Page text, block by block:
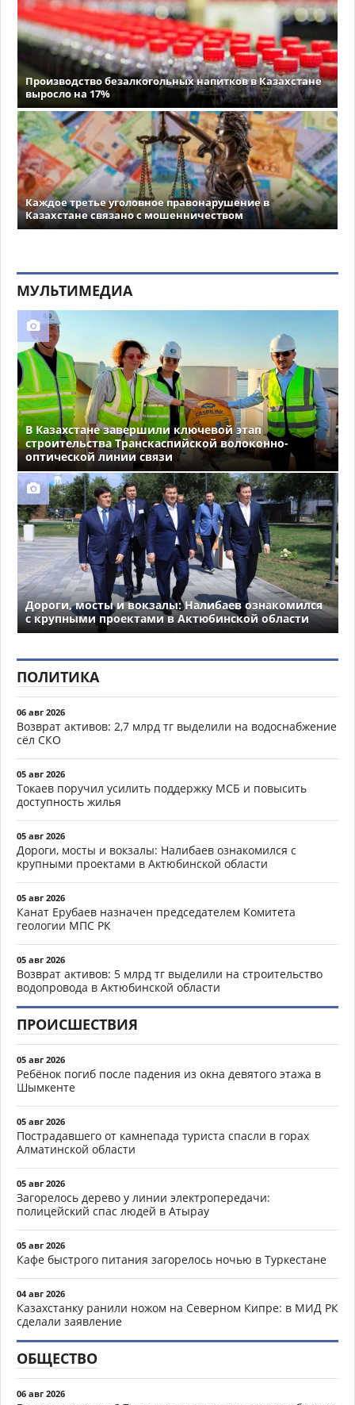
Производство безалкогольных напитков в Казахстане
выросло на 17%
Каждое третье уголовное правонарушение в
Казахстане связано с мошенничеством
МУЛЬТИМЕДИА
В Казахстане завершили ключевой этап
строительства Транскаспийской волоконно-
оптической линии связи
Дороги, мосты и вокзалы: Налибаев ознакомился
с крупными проектами в Актюбинской области
ПОЛИТИКА
06 авг 2026
Возврат активов: 2,7 млрд тг выделили на водоснабжение
сёл СКО
05 авг 2026
Токаев поручил усилить поддержку МСБ и повысить
доступность жилья
05 авг 2026
Дороги, мосты и вокзалы: Налибаев ознакомился с
крупными проектами в Актюбинской области
05 авг 2026
Канат Ерубаев назначен председателем Комитета
геологии МПС РК
05 авг 2026
Возврат активов: 5 млрд тг выделили на строительство
водопровода в Актюбинской области
ПРОИСШЕСТВИЯ
05 авг 2026
Ребёнок погиб после падения из окна девятого этажа в
Шымкенте
05 авг 2026
Пострадавшего от камнепада туриста спасли в горах
Алматинской области
05 авг 2026
Загорелось дерево у линии электропередачи:
полицейский спас людей в Атырау
05 авг 2026
Кафе быстрого питания загорелось ночью в Туркестане
04 авг 2026
Казахстанку ранили ножом на Северном Кипре: в МИД РК
сделали заявление
ОБЩЕСТВО
06 авг 2026